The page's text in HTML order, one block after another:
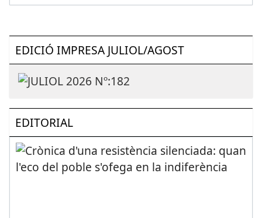
EDICIÓ IMPRESA JULIOL/AGOST
EDITORIAL